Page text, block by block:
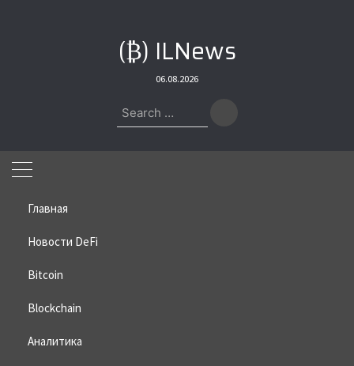
(₿) ILNews
06.08.2026
Search
for:
Главная
Новости DeFi
Bitcoin
Blockchain
Аналитика
Home»2021
День:29.12.2021